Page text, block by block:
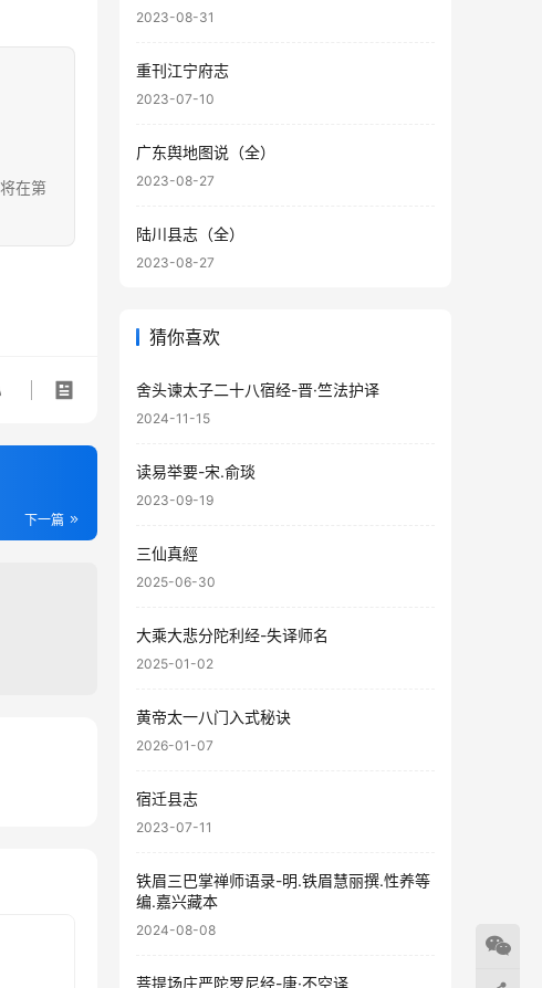
在第
下一篇
2023-08-31
重刊江宁府志
2023-07-10
广东舆地图说（全）
2023-08-27
陆川县志（全）
2023-08-27
猜你喜欢
舍头谏太子二十八宿经-晋·竺法护译
2024-11-15
读易举要-宋.俞琰
2023-09-19
三仙真經
2025-06-30
大乘大悲分陀利经-失译师名
2025-01-02
黄帝太一八门入式秘诀
2026-01-07
宿迁县志
2023-07-11
铁眉三巴掌禅师语录-明.铁眉慧丽撰.性养等
编.嘉兴藏本
2024-08-08
菩提场庄严陀罗尼经-唐·不空译